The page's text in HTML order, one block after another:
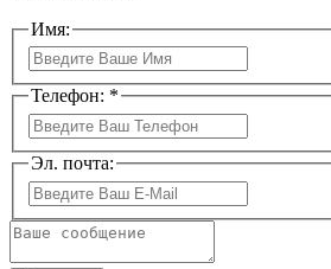
Имя:
Телефон: *
Эл. почта: